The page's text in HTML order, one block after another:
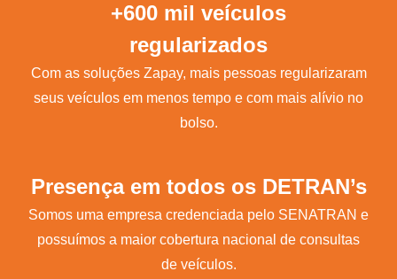
+600 mil veículos
regularizados
Com as soluções Zapay, mais pessoas regularizaram
seus veículos em menos tempo e com mais alívio no
bolso.
Presença em todos os DETRAN’s
Somos uma empresa credenciada pelo SENATRAN e
possuímos a maior cobertura nacional de consultas
de veículos.